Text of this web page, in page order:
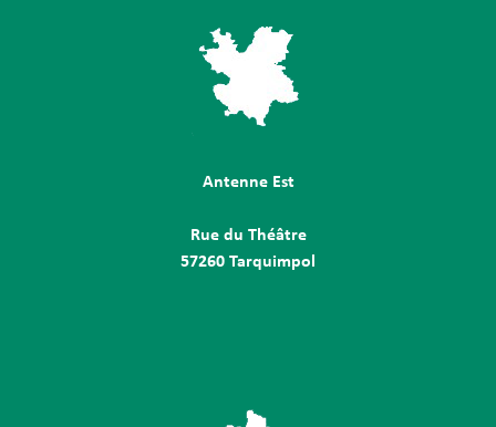
Antenne Est
Rue du Théâtre
57260 Tarquimpol